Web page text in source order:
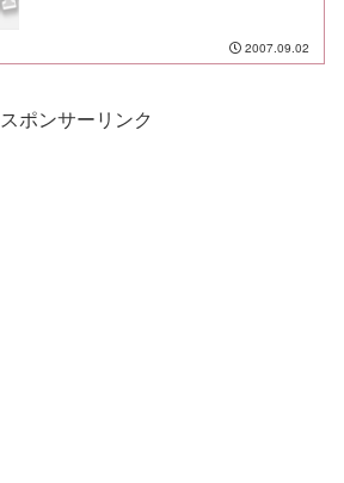
2007.09.02
スポンサーリンク